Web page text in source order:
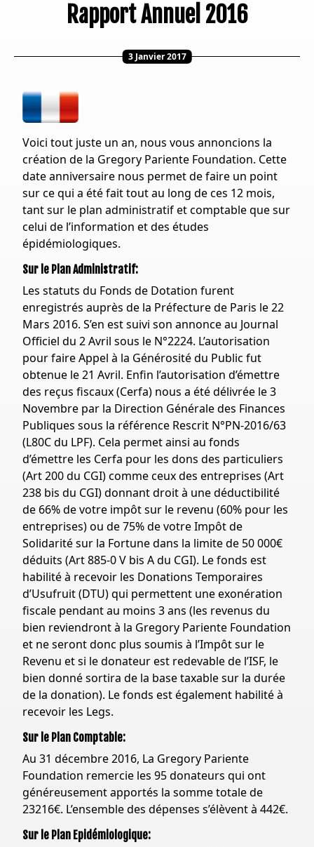
Rapport Annuel 2016
3 Janvier 2017
Voici tout juste un an, nous vous annoncions la
création de la Gregory Pariente Foundation. Cette
date anniversaire nous permet de faire un point
sur ce qui a été fait tout au long de ces 12 mois,
tant sur le plan administratif et comptable que sur
celui de l’information et des études
épidémiologiques.
Sur le Plan Administratif:
Les statuts du Fonds de Dotation furent
enregistrés auprès de la Préfecture de Paris le 22
Mars 2016. S’en est suivi son annonce au Journal
Officiel du 2 Avril sous le N°2224. L’autorisation
pour faire Appel à la Générosité du Public fut
obtenue le 21 Avril. Enfin l’autorisation d’émettre
des reçus fiscaux (Cerfa) nous a été délivrée le 3
Novembre par la Direction Générale des Finances
Publiques sous la référence Rescrit N°PN-2016/63
(L80C du LPF). Cela permet ainsi au fonds
d’émettre les Cerfa pour les dons des particuliers
(Art 200 du CGI) comme ceux des entreprises (Art
238 bis du CGI) donnant droit à une déductibilité
de 66% de votre impôt sur le revenu (60% pour les
entreprises) ou de 75% de votre Impôt de
Solidarité sur la Fortune dans la limite de 50 000€
déduits (Art 885-0 V bis A du CGI). Le fonds est
habilité à recevoir les Donations Temporaires
d’Usufruit (DTU) qui permettent une exonération
fiscale pendant au moins 3 ans (les revenus du
bien reviendront à la Gregory Pariente Foundation
et ne seront donc plus soumis à l’Impôt sur le
Revenu et si le donateur est redevable de l’ISF, le
bien donné sortira de la base taxable sur la durée
de la donation). Le fonds est également habilité à
recevoir les Legs.
Sur le Plan Comptable:
Au 31 décembre 2016, La Gregory Pariente
Foundation remercie les 95 donateurs qui ont
généreusement apportés la somme totale de
23216€. L’ensemble des dépenses s’élèvent à 442€.
Sur le Plan Epidémiologique: